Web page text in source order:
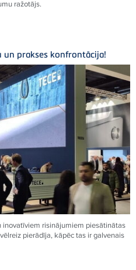
ražotājs.
un prakses konfrontācija!
inovatīviem risinājumiem piesātinātas
pierādīja, kāpēc tas ir galvenais